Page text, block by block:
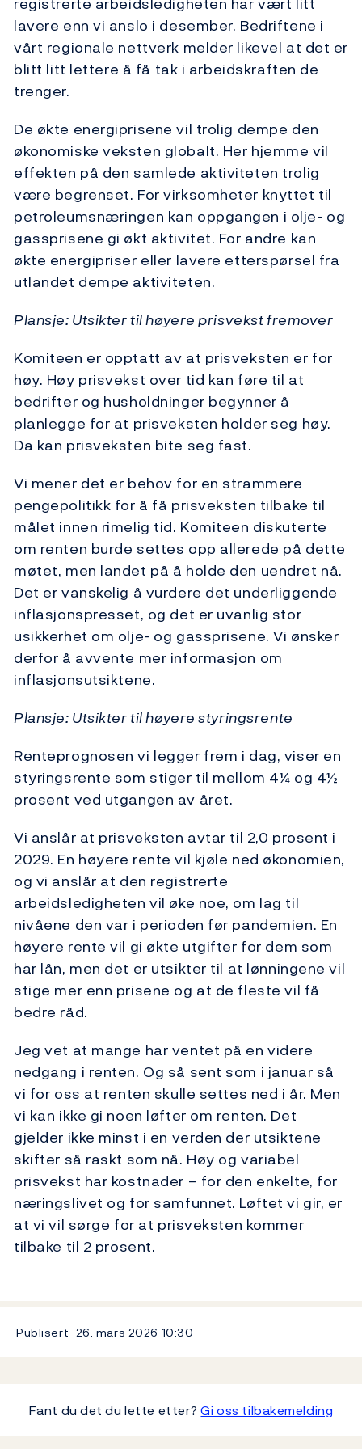
lavere enn vi anslo i desember. Bedriftene i
vårt regionale nettverk melder likevel at det er
blitt litt lettere å få tak i arbeidskraften de
trenger.
De økte energiprisene vil trolig dempe den
økonomiske veksten globalt. Her hjemme vil
effekten på den samlede aktiviteten trolig
være begrenset. For virksomheter knyttet til
petroleumsnæringen kan oppgangen i olje- og
gassprisene gi økt aktivitet. For andre kan
økte energipriser eller lavere etterspørsel fra
utlandet dempe aktiviteten.
Plansje: Utsikter til høyere prisvekst fremover
Komiteen er opptatt av at prisveksten er for
høy. Høy prisvekst over tid kan føre til at
bedrifter og husholdninger begynner å
planlegge for at prisveksten holder seg høy.
Da kan prisveksten bite seg fast.
Vi mener det er behov for en strammere
pengepolitikk for å få prisveksten tilbake til
målet innen rimelig tid. Komiteen diskuterte
om renten burde settes opp allerede på dette
møtet, men landet på å holde den uendret nå.
Det er vanskelig å vurdere det underliggende
inflasjonspresset, og det er uvanlig stor
usikkerhet om olje- og gassprisene. Vi ønsker
derfor å avvente mer informasjon om
inflasjonsutsiktene.
Plansje: Utsikter til høyere styringsrente
Renteprognosen vi legger frem i dag, viser en
styringsrente som stiger til mellom 4¼ og 4½
prosent ved utgangen av året.
Vi anslår at prisveksten avtar til 2,0 prosent i
2029. En høyere rente vil kjøle ned økonomien,
og vi anslår at den registrerte
arbeidsledigheten vil øke noe, om lag til
nivåene den var i perioden før pandemien. En
høyere rente vil gi økte utgifter for dem som
har lån, men det er utsikter til at lønningene vil
stige mer enn prisene og at de fleste vil få
bedre råd.
Jeg vet at mange har ventet på en videre
nedgang i renten. Og så sent som i januar så
vi for oss at renten skulle settes ned i år. Men
vi kan ikke gi noen løfter om renten. Det
gjelder ikke minst i en verden der utsiktene
skifter så raskt som nå. Høy og variabel
prisvekst har kostnader – for den enkelte, for
næringslivet og for samfunnet. Løftet vi gir, er
at vi vil sørge for at prisveksten kommer
tilbake til 2 prosent.
Publisert 26. mars 2026 10:30
Fant du det du lette etter?Gi oss tilbakemelding